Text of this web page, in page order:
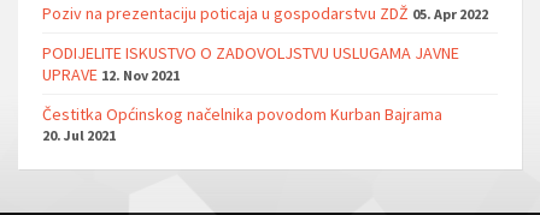
Poziv na prezentaciju poticaja u gospodarstvu ZDŽ 05. Apr 2022
PODIJELITE ISKUSTVO O ZADOVOLJSTVU USLUGAMA JAVNE
UPRAVE 12. Nov 2021
Čestitka Općinskog načelnika povodom Kurban Bajrama
20. Jul 2021